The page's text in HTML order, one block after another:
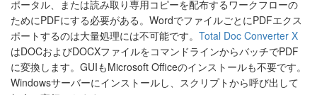
ポータル、または読み取り専用コピーを配布するワークフローの
ためにPDFにする必要がある。WordでファイルごとにPDFエクス
ポートするのは大量処理には不可能です。 Total Doc Converter X
はDOCおよびDOCXファイルをコマンドラインからバッチでPDF
に変換します。GUIもMicrosoft Officeのインストールも不要です。
Windowsサーバーにインストールし、スクリプトから呼び出して